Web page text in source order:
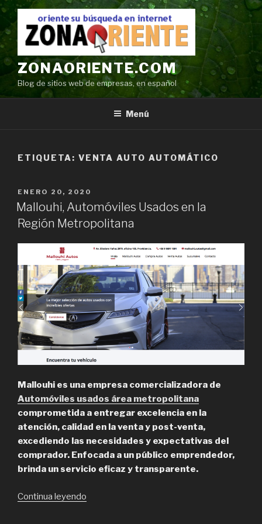
Ir
contenido
ZONAORIENTE.COM
Blog de sitios web de empresas, en español
Menú
ETIQUETA: VENTA AUTO AUTOMÁTICO
POSTED
ON
ENERO 20, 2020
Mallouhi, Automóviles Usados en la
Región Metropolitana
Mallouhi es una empresa comercializadora de
Automóviles usados área metropolitana
comprometida a entregar excelencia en la
atención, calidad en la venta y post-venta,
excediendo las necesidades y expectativas del
comprador. Enfocada a un público emprendedor,
brinda un servicio eficaz y transparente.
Continua leyendo